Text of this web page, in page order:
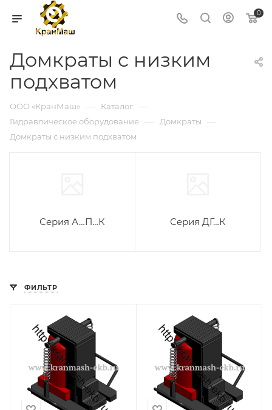
0
Домкраты с низким
подхватом
ООО «КранМаш» — Каталог —
Гидравлическое оборудование — Домкраты —
Домкраты с низким подхватом
Серия А…П…К Серия ДГ…К
ФИЛЬТР